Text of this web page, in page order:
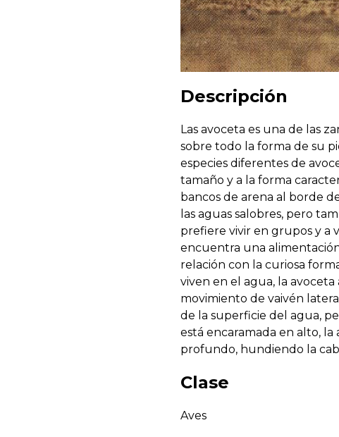
Descripción
Las avoceta es una de las
sobre todo la forma de su
especies diferentes de
tamaño y a la forma
bancos de arena al borde
las aguas salobres, pero
prefiere vivir en grupos y a
encuentra una
relación con la curiosa
viven en el agua, la
movimiento de vaivén
de la superficie del agua,
está encaramada en alto,
profundo, hundiendo la
Clase
Aves